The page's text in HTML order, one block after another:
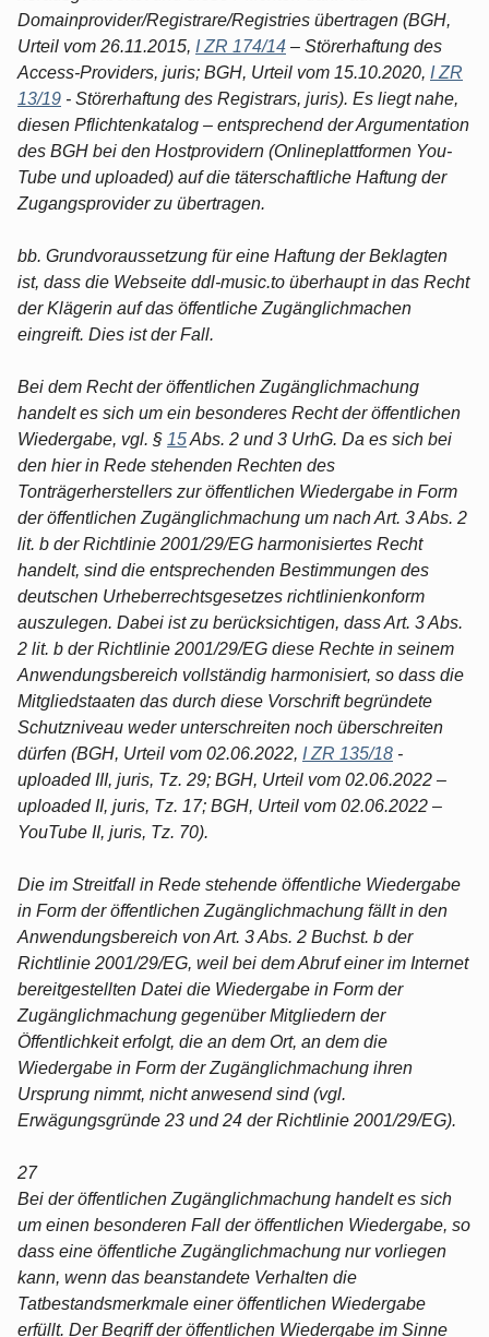
Domainprovider/Registrare/Registries übertragen (BGH,
Urteil vom 26.11.2015, I ZR 174/14 – Störerhaftung des
Access-Providers, juris; BGH, Urteil vom 15.10.2020, I ZR
13/19 - Störerhaftung des Registrars, juris). Es liegt nahe,
diesen Pflichtenkatalog – entsprechend der Argumentation
des BGH bei den Hostprovidern (Onlineplattformen You-
Tube und uploaded) auf die täterschaftliche Haftung der
Zugangsprovider zu übertragen.
bb. Grundvoraussetzung für eine Haftung der Beklagten
ist, dass die Webseite ddl-music.to überhaupt in das Recht
der Klägerin auf das öffentliche Zugänglichmachen
eingreift. Dies ist der Fall.
Bei dem Recht der öffentlichen Zugänglichmachung
handelt es sich um ein besonderes Recht der öffentlichen
Wiedergabe, vgl. § 15Abs. 2 und 3 UrhG. Da es sich bei
den hier in Rede stehenden Rechten des
Tonträgerherstellers zur öffentlichen Wiedergabe in Form
der öffentlichen Zugänglichmachung um nach Art. 3 Abs. 2
lit. b der Richtlinie 2001/29/EG harmonisiertes Recht
handelt, sind die entsprechenden Bestimmungen des
deutschen Urheberrechtsgesetzes richtlinienkonform
auszulegen. Dabei ist zu berücksichtigen, dass Art. 3 Abs.
2 lit. b der Richtlinie 2001/29/EG diese Rechte in seinem
Anwendungsbereich vollständig harmonisiert, so dass die
Mitgliedstaaten das durch diese Vorschrift begründete
Schutzniveau weder unterschreiten noch überschreiten
dürfen (BGH, Urteil vom 02.06.2022, I ZR 135/18 -
uploaded III, juris, Tz. 29; BGH, Urteil vom 02.06.2022 –
uploaded II, juris, Tz. 17; BGH, Urteil vom 02.06.2022 –
YouTube II, juris, Tz. 70).
Die im Streitfall in Rede stehende öffentliche Wiedergabe
in Form der öffentlichen Zugänglichmachung fällt in den
Anwendungsbereich von Art. 3 Abs. 2 Buchst. b der
Richtlinie 2001/29/EG, weil bei dem Abruf einer im Internet
bereitgestellten Datei die Wiedergabe in Form der
Zugänglichmachung gegenüber Mitgliedern der
Öffentlichkeit erfolgt, die an dem Ort, an dem die
Wiedergabe in Form der Zugänglichmachung ihren
Ursprung nimmt, nicht anwesend sind (vgl.
Erwägungsgründe 23 und 24 der Richtlinie 2001/29/EG).
27
Bei der öffentlichen Zugänglichmachung handelt es sich
um einen besonderen Fall der öffentlichen Wiedergabe, so
dass eine öffentliche Zugänglichmachung nur vorliegen
kann, wenn das beanstandete Verhalten die
Tatbestandsmerkmale einer öffentlichen Wiedergabe
erfüllt. Der Begriff der öffentlichen Wiedergabe im Sinne